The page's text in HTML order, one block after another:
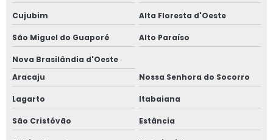
Cujubim Alta Floresta d'Oeste
São Miguel do Guaporé Alto Paraíso
Nova Brasilândia d'Oeste
Aracaju
Nossa Senhora do Socorro
Lagarto Itabaiana
São Cristóvão Estância